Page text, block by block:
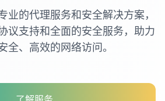
业的代理服务和安全解决方案，
议支持和全面的安全服务，助力
全、高效的网络访问。